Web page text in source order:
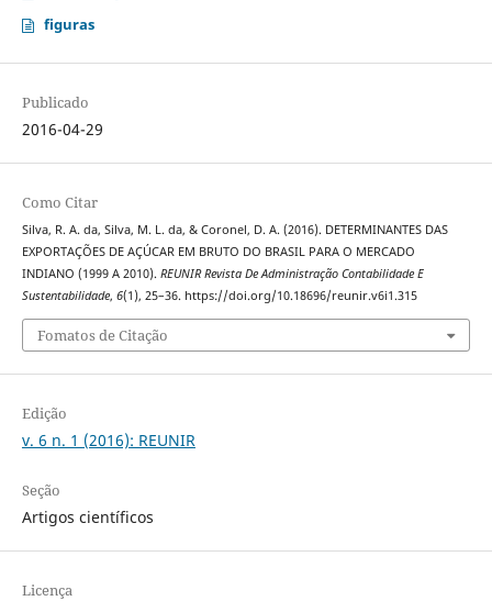
figuras
Publicado
2016-04-29
Como Citar
Silva, R. A. da, Silva, M. L. da, & Coronel, D. A. (2016). DETERMINANTES DAS
EXPORTAÇÕES DE AÇÚCAR EM BRUTO DO BRASIL PARA O MERCADO
INDIANO (1999 A 2010). REUNIR Revista De Administração Contabilidade E
Sustentabilidade, 6(1), 25–36. https://doi.org/10.18696/reunir.v6i1.315
Fomatos de Citação
Edição
v. 6 n. 1 (2016): REUNIR
Seção
Artigos científicos
Licença